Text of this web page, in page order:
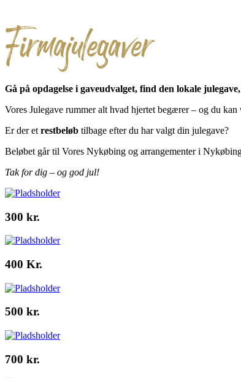
Firmajulegaver
Gå på opdagelse i gaveudvalget, find den lokale
Vores Julegave rummer alt hvad hjertet begærer – og du
Er der et restbeløb tilbage efter du har valgt din julegave?
Beløbet går til Vores Nykøbing og arrangementer i
Tak for dig – og god jul!
300 kr.
400 Kr.
500 kr.
700 kr.